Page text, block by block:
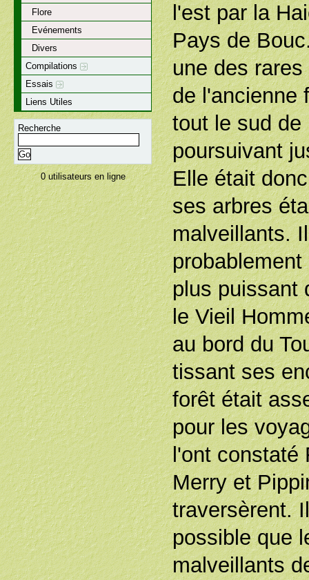
Flore
Evénements
Divers
Compilations
Essais
Liens Utiles
Recherche
0 utilisateurs en ligne
l'est par la
Pays de
une des
de l'ancienne
tout le sud de
poursuivant
Elle était
ses arbres
malveillants.
plus puissant
le Vieil
au bord du
tissant ses
forêt était
pour les
l'ont constaté
Merry et
traversèrent.
possible que
malveillants